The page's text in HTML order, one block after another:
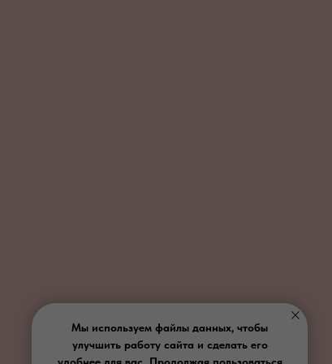
Мы используем файлы данных, чтобы
улучшить работу сайта и сделать его